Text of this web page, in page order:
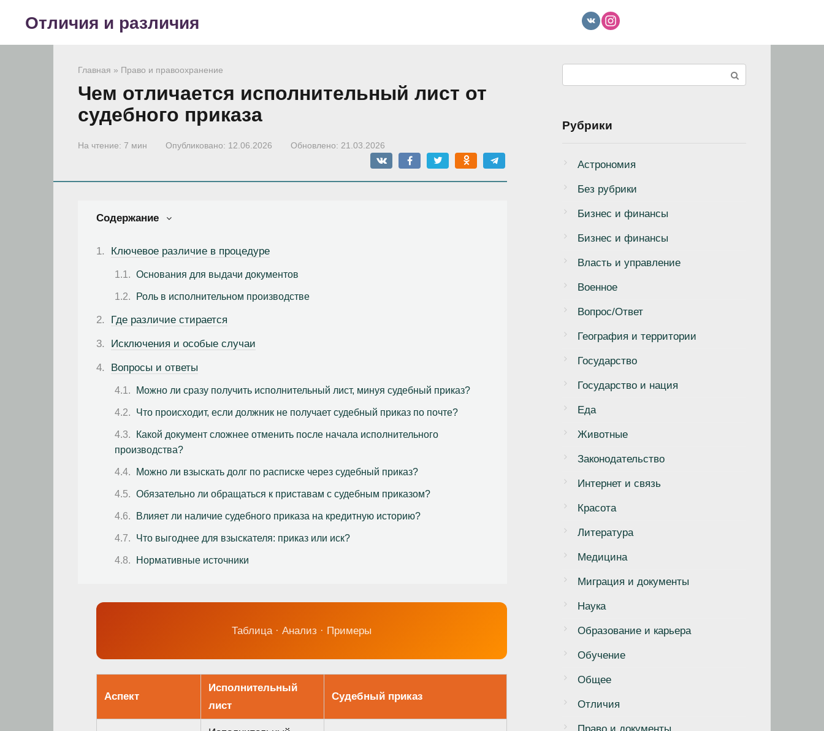
Отличия и различия
Главная » Право и правоохранение
Чем отличается исполнительный лист от
судебного приказа
На чтение: 7 мин Опубликовано: 12.06.2026 Обновлено: 21.03.2026
Содержание
Ключевое различие в процедуре
Основания для выдачи документов
Роль в исполнительном производстве
Где различие стирается
Исключения и особые случаи
Вопросы и ответы
Можно ли сразу получить исполнительный лист, минуя судебный приказ?
Что происходит, если должник не получает судебный приказ по почте?
Какой документ сложнее отменить после начала исполнительного
производства?
Можно ли взыскать долг по расписке через судебный приказ?
Обязательно ли обращаться к приставам с судебным приказом?
Влияет ли наличие судебного приказа на кредитную историю?
Что выгоднее для взыскателя: приказ или иск?
Нормативные источники
Таблица · Анализ · Примеры
Аспект
Исполнительный
лист
Судебный приказ
Рубрики
Астрономия
Без рубрики
Бизнеc и финансы
Бизнес и финансы
Власть и управление
Военное
Вопрос/Ответ
География и территории
Государство
Государство и нация
Еда
Животные
Законодательство
Интернет и связь
Красота
Литература
Медицина
Миграция и документы
Наука
Образование и карьера
Обучение
Общее
Отличия